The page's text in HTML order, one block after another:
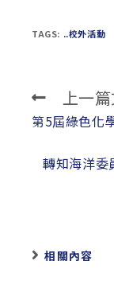
TAGS: ..校外活動
Read
more
上一
第5屆綠色化
轉知海洋委
相關內容